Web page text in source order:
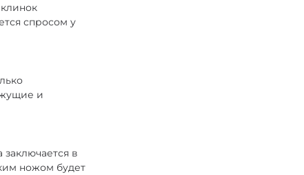
спросом у
и
в
ножом будет